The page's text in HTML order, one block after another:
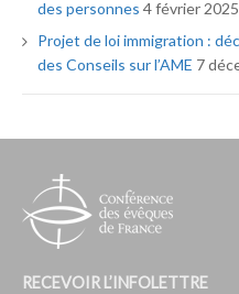
des personnes 4 février 2025
Projet de loi immigration :
des Conseils sur l’AME 7
RECEVOIR L’INFOLETTRE